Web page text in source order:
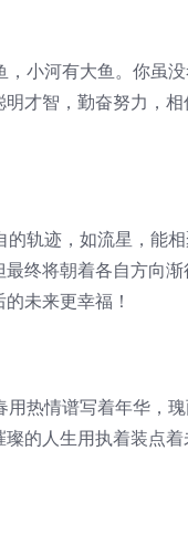
，小河有大鱼。你虽
才智，勤奋努力，
的轨迹，如流星，能
终将朝着各自方向
未来更幸福！
用热情谱写着年华，
的人生用执着装点